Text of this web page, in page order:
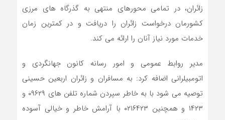
زائران، در تمامی محورهای منتهی به گذرگاه های مرزی
کشورمان درخواست زائران را دریافت و در کمترین زمان
خدمات مورد نیاز آنان را ارائه می کند.
مدیر روابط عمومی و امور رسانه کانون جهانگردی و
اتومبیلرانی اضافه کرد: به مسافران و زائران اربعین حسینی
توصیه می شود با به خاطر سپردن شماره تلفن های ۰۹۶۲۹ و
۱۴۲۳ و همچنین ۰۲۱۶۴۲۳ با آرامش خاطر و خیالی آسوده